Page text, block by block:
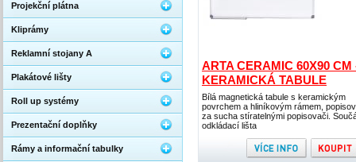
ARTA CERAMIC 60X90 CM
KERAMICKÁ TABULE
Bílá magnetická tabule s keramickým
povrchem a hliníkovým rámem,
za sucha stíratelnými popisovači.
odkládací lišta
Projekční plátna
Kliprámy
Reklamní stojany A
Plakátové lišty
Roll up systémy
Prezentační doplňky
Rámy a informační tabulky